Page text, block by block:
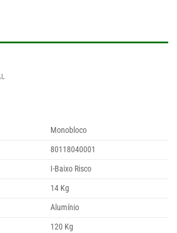
Monobloco
80118040001
I-Baixo Risco
14 Kg
Alumínio
120 Kg